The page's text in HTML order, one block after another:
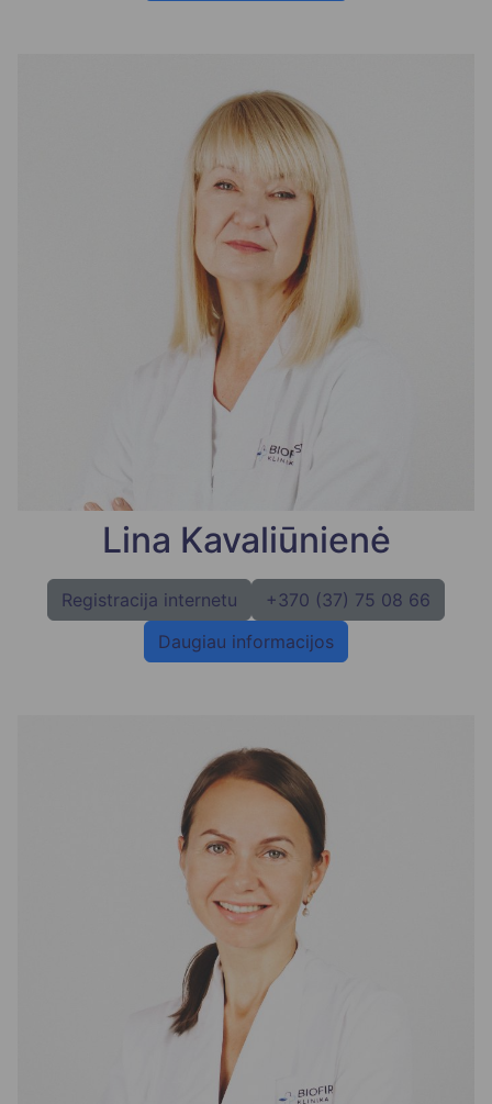
Lina Kavaliūnienė
Registracija internetu
+370 (37) 75 08 66
Daugiau informacijos